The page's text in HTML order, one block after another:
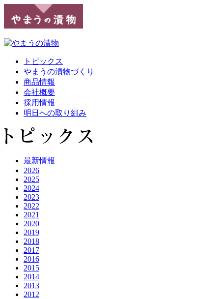
トピックス
やまうの漬物づくり
商品情報
会社概要
採用情報
明日への取り組み
最新情報
2026
2025
2024
2023
2022
2021
2020
2019
2018
2017
2016
2015
2014
2013
2012